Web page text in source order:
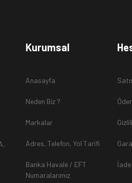
alışveriş sitesinden almış
ürünlerin "Gönderici Ödemeli”
Kurumsal
Anasayfa
Neden Biz ?
Markalar
Adres, Telefon, Yol Tarifi
Banka Havale / EFT
Numaralarımız
İade